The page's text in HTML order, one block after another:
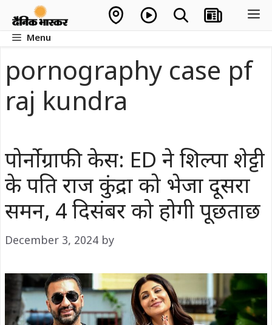
contentMenu
pornography case pf
raj kundra
पोर्नोग्राफी केस: ED ने शिल्पा शेट्टी
के पति राज कुंद्रा को भेजा दूसरा
समन, 4 दिसंबर को होगी पूछताछ
December 3, 2024 by